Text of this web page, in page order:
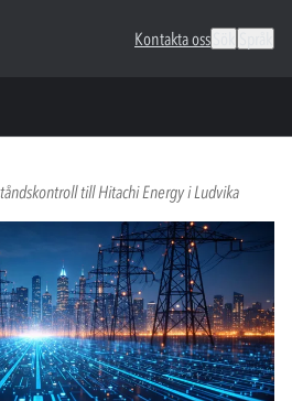
Kontakta oss
till Hitachi Energy i Ludvika